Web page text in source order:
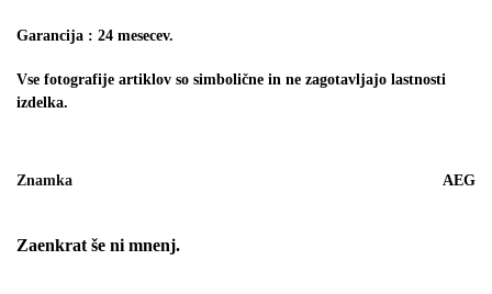
Garancija : 24 mesecev.
Vse fotografije artiklov so simbolične in ne zagotavljajo lastnosti
izdelka.
Znamka AEG
Zaenkrat še ni mnenj.